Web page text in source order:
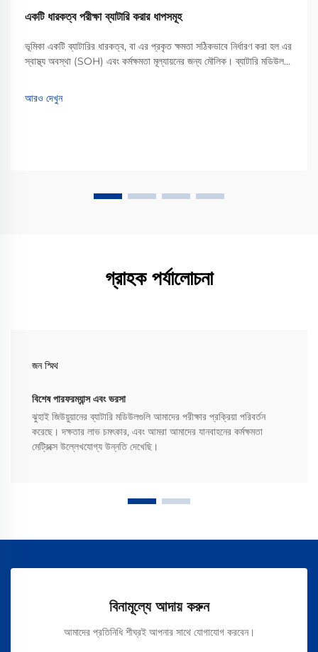
একটি ধারকত্ব পরীক্ষা ব্যাটারি করার ধাপসমূহ
ভূমিকা একটি ব্যাটারির ধারকত্ব, বা এর প্রকৃত ক্ষমতা সঠিকভাবে নির্ধারণ করা হল এর
স্বাস্থ্য অবস্থা (SOH) এবং কর্মক্ষমতা মূল্যায়নের জন্য মৌলিক। ব্যাটারি মডিউল
আরও দেখুন
গ্রাহক পর্যালোচনা
জন স্মিথ
বিশেষ পারফরম্যান্স এবং ভরসা
ঝুহাই জিউয়ুয়ানের ব্যাটারি মডিউলগুলি আমাদের পরীক্ষার প্রক্রিয়া পরিবর্তন
করেছে। দক্ষতার লাভ চমৎকার, এবং আমরা আমাদের যানবাহনের কর্মক্ষমতা
মেট্রিক্সে উল্লেখযোগ্য উন্নতি দেখেছি।
বিনামূল্যে আদায় করুন
আমাদের প্রতিনিধি শীঘ্রই আপনার সাথে যোগাযোগ করবেন।